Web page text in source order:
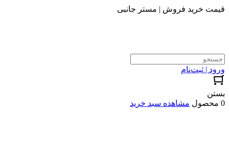
قیمت خرید فروش | مستر جانبی
ورود | ثبت‌نام
بستن
0 محصول
مشاهده سبد خرید